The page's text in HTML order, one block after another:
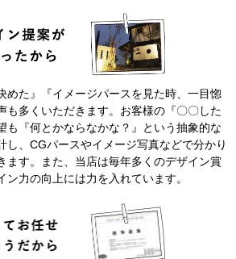
めた』『イメージパースを見た時、一目惚
も多くいただきます。お客様の『〇〇した
も『何とかならなかな？』という抽象的な
し、CGパースやイメージ写真などで分かり
ます。また、当店は毎年多くのデザイン賞
ン力の向上には力を入れています。